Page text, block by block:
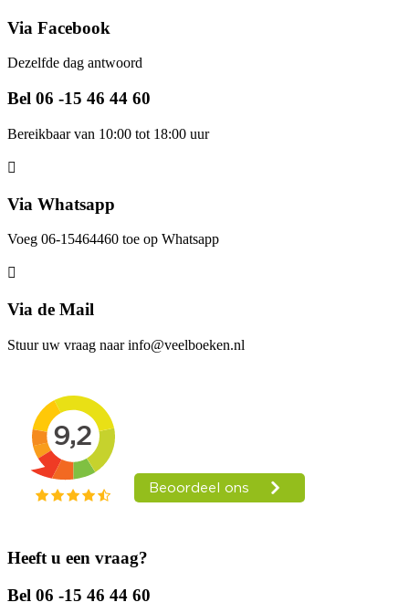
Via Facebook
Dezelfde dag antwoord
Bel 06 -15 46 44 60
Bereikbaar van 10:00 tot 18:00 uur
Via Whatsapp
Voeg 06-15464460 toe op Whatsapp
Via de Mail
Stuur uw vraag naar info@veelboeken.nl
Heeft u een vraag?
Bel 06 -15 46 44 60